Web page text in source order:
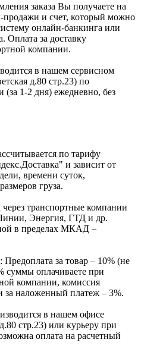
заказа Вы получаете на
продажи и счет, который можно
онлайн-банкинга или
Оплата за доставку
компании.
в нашем сервисном
д.80 стр.23) по
(за 1-2 дня) ежедневно, без
по тарифу
и зависит от
времени суток,
груза.
транспортные компании
Энергия, ГТД и др.
в пределах МКАД –
Предоплата за товар – 10% (не
суммы оплачиваете при
компании, комиссия
за наложенный платеж – 3%.
в нашем офисе
стр.23) или курьеру при
оплата на расчетный